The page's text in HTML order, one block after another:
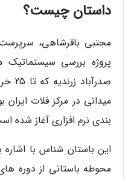
داستان چیست؟
مجتبی باقرشاهی،
پروژه بررسی
میدانی در مرکز فلات
بندی نرم افزاری آغاز شده
محوطه باستانی از دوره